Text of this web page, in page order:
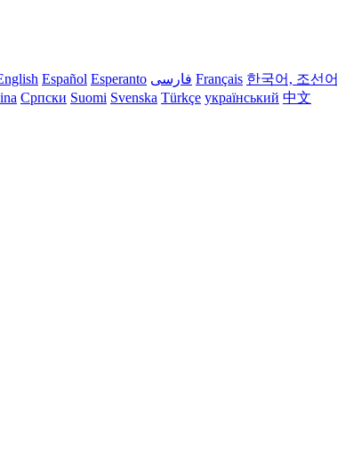
Español Esperanto فارسی Français 한국어, 조선어
Српски Suomi Svenska Türkçe український 中文